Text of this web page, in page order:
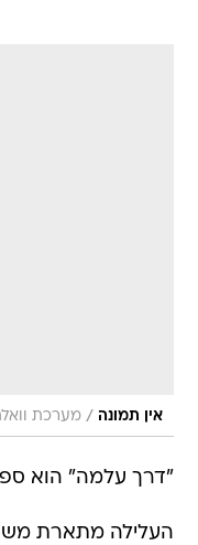
אין תמונה / מערכת
"דרך עלמה" הוא
העלילה מתארת